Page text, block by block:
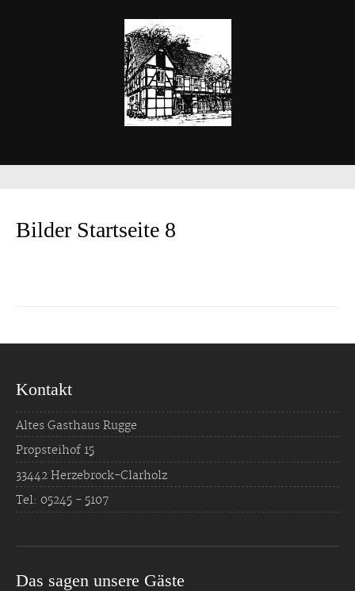
Bilder Startseite 8
Kontakt
Altes Gasthaus Rugge
Propsteihof 15
33442 Herzebrock-Clarholz
Tel: 05245 - 5107
Das sagen unsere Gäste